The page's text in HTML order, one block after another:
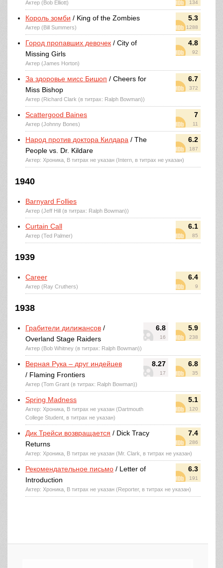
134
Актер (Bob Elliott)
5.3
1288
Король зомби / King of the Zombies
Актер (Bill Summers)
4.8
92
Город пропавших девочек / City of
Missing Girls
Актер (James Horton)
6.7
372
За здоровье мисс Бишоп / Cheers for
Miss Bishop
Актер (Richard Clark (в титрах: Ralph Bowman))
7
11
Scattergood Baines
Актер (Johnny Bones)
6.2
187
Народ против доктора Килдара / The
People vs. Dr. Kildare
Актер: Хроника, В титрах не указан (Intern, в титрах не указан)
1940
Barnyard Follies
Актер (Jeff Hill (в титрах: Ralph Bowman))
6.1
85
Curtain Call
Актер (Ted Palmer)
1939
6.4
9
Career
Актер (Ray Cruthers)
1938
6.8
16
5.9
238
Грабители дилижансов /
Overland Stage Raiders
Актер (Bob Whitney (в титрах: Ralph Bowman))
8.27
17
6.8
35
Верная Рука – друг индейцев
/ Flaming Frontiers
Актер (Tom Grant (в титрах: Ralph Bowman))
5.1
120
Spring Madness
Актер: Хроника, В титрах не указан (Dartmouth
College Student, в титрах не указан)
7.4
286
Дик Трейси возвращается / Dick Tracy
Returns
Актер: Хроника, В титрах не указан (Mr. Clark, в титрах не указан)
6.3
191
Рекомендательное письмо / Letter of
Introduction
Актер: Хроника, В титрах не указан (Reporter, в титрах не указан)